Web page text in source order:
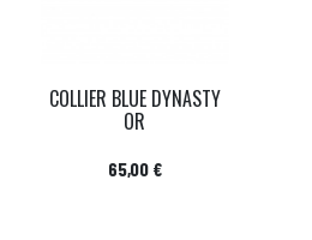
COLLIER BLUE DYNASTY
OR
Prix
65,00 €